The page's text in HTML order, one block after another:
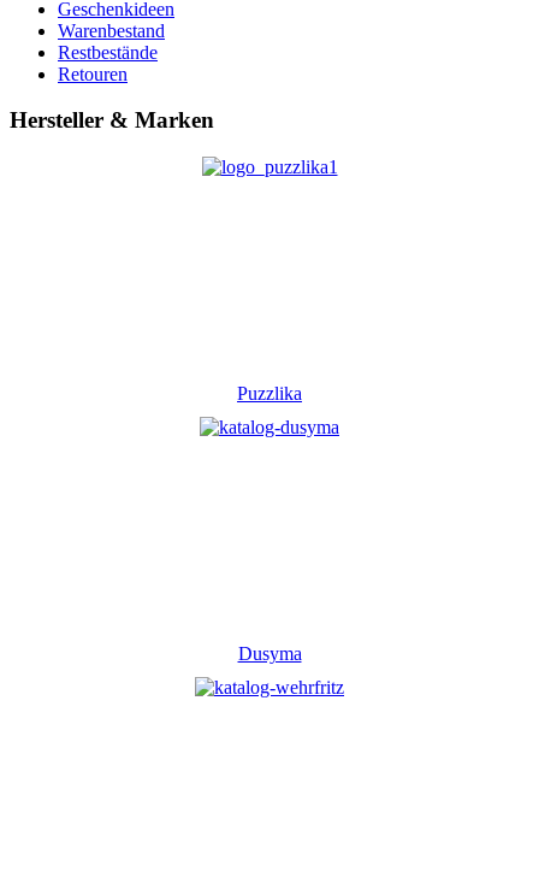
Geschenkideen
Warenbestand
Restbestände
Retouren
Hersteller & Marken
Puzzlika
Dusyma